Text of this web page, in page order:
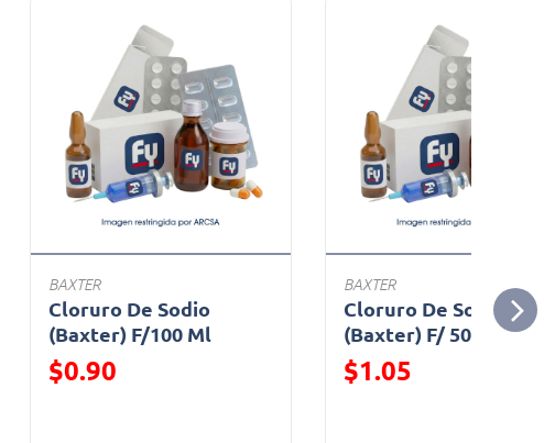
BAXTER
Cloruro De Sodio
(Baxter) F/100 Ml
$0.90
BAXTER
Cloruro De Sodio
(Baxter) F/ 500 Ml.
$1.05